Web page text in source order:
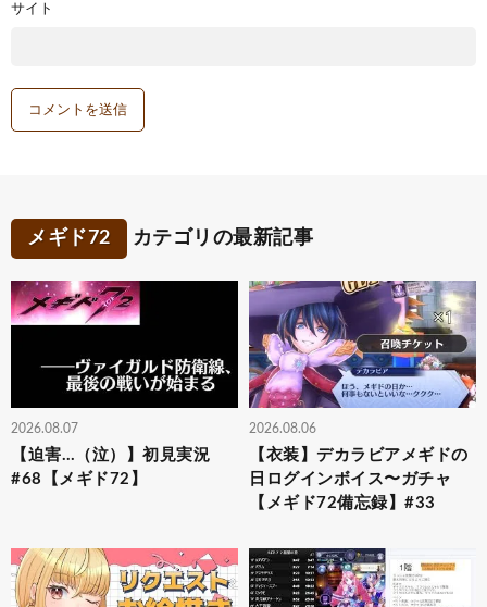
サイト
メギド72 カテゴリの最新記事
2026.08.07
【迫害…（泣）】初見実況
#68【メギド72】
2026.08.06
【衣装】デカラビアメギドの
日ログインボイス〜ガチャ
【メギド72備忘録】#33